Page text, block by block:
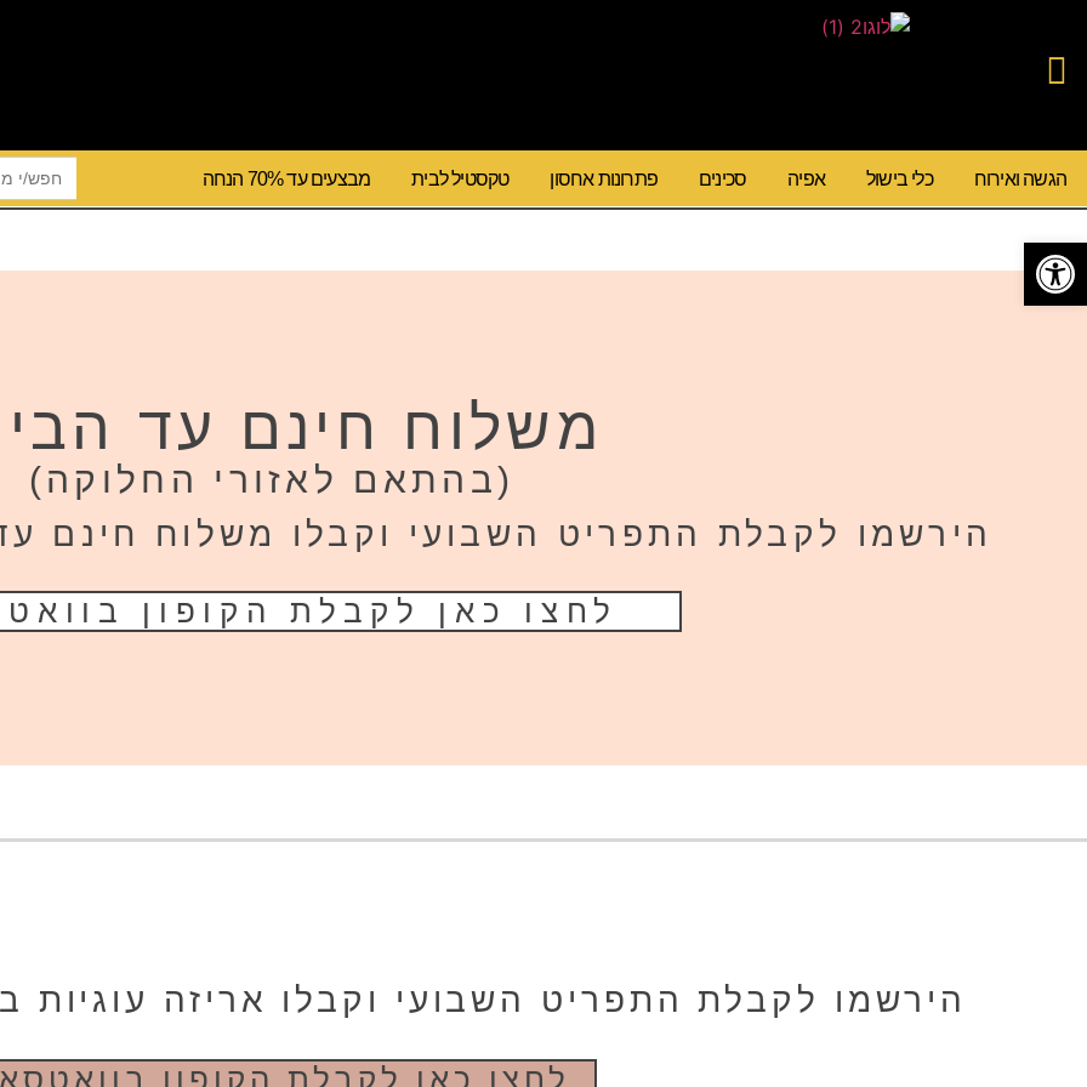
הגשה ואירוח כלי בישול אפיה סכינים פתרונות אחסון טקסטיל לבית מבצעים עד 70% הנחה
Search
for:
Button
משלוח חינם עד
(בהתאם לאזורי החלוקה)
הירשמו לקבלת התפריט השבועי וקבלו משלוח חינם
לחצו כאן לקבלת הקופון
הירשמו לקבלת התפריט השבועי וקבלו אריזה
לחצו כאן לקבלת הקופון
פתח סרגל נגישות